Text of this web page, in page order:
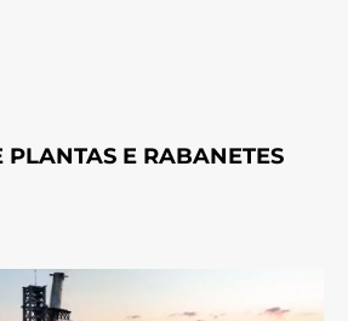
PLANTAS E RABANETES